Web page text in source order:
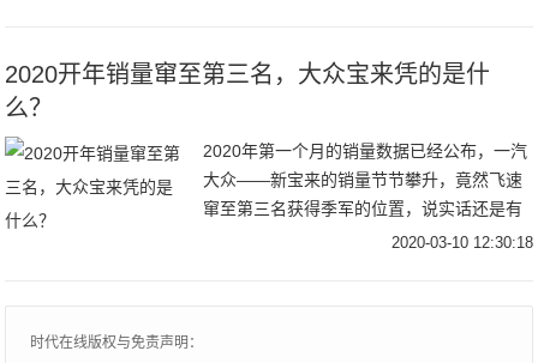
2020开年销量窜至第三名，大众宝来凭的是什
么？
2020年第一个月的销量数据已经公布，一汽
大众——新宝来的销量节节攀升，竟然飞速
窜至第三名获得季军的位置，说实话还是有
点令人意外的！我们今天详细解析一下这款
2020-03-10 12:30:18
时代在线版权与免责声明：